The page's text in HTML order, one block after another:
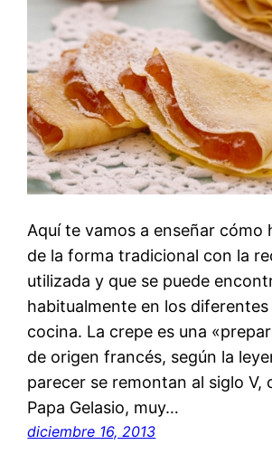
Aquí te vamos a enseñar cómo
de la forma tradicional con la
utilizada y que se puede
habitualmente en los
cocina. La crepe es una
de origen francés, según la
parecer se remontan al siglo V,
Papa Gelasio, muy…
diciembre 16, 2013